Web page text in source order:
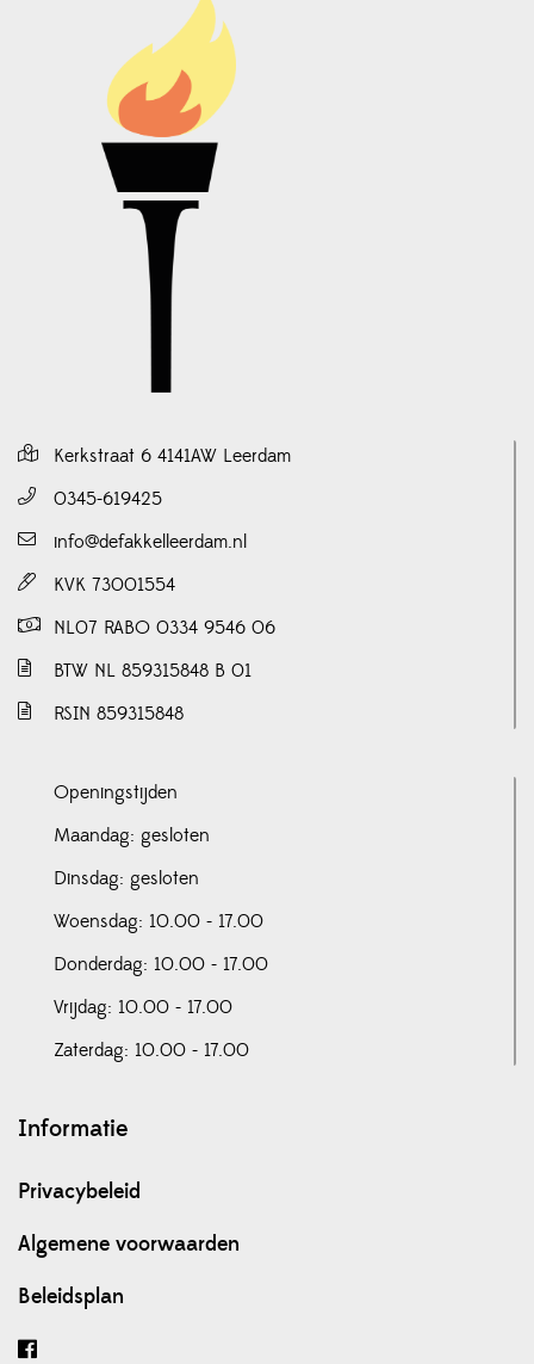
Kerkstraat 6 4141AW Leerdam
0345-619425
info@defakkelleerdam.nl
KVK 73001554
NL07 RABO 0334 9546 06
BTW NL 859315848 B 01
RSIN 859315848
Openingstijden
Maandag: gesloten
Dinsdag: gesloten
Woensdag: 10.00 - 17.00
Donderdag: 10.00 - 17.00
Vrijdag: 10.00 - 17.00
Zaterdag: 10.00 - 17.00
Informatie
Privacybeleid
Algemene voorwaarden
Beleidsplan